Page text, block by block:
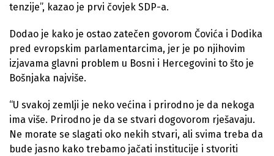
tenzije”, kazao je prvi čovjek SDP-a.
Dodao je kako je ostao zatečen govorom Čovića i Dodika
pred evropskim parlamentarcima, jer je po njihovim
izjavama glavni problem u Bosni i Hercegovini to što je
Bošnjaka najviše.
“U svakoj zemlji je neko većina i prirodno je da nekoga
ima više. Prirodno je da se stvari dogovorom rješavaju.
Ne morate se slagati oko nekih stvari, ali svima treba da
bude jasno kako trebamo jačati institucije i stvoriti